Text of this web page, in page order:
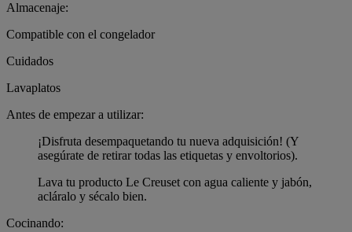
Almacenaje:
Compatible con el congelador
Cuidados
Lavaplatos
Antes de empezar a utilizar:
¡Disfruta desempaquetando tu nueva adquisición! (Y
asegúrate de retirar todas las etiquetas y envoltorios).
Lava tu producto Le Creuset con agua caliente y jabón,
acláralo y sécalo bien.
Cocinando: